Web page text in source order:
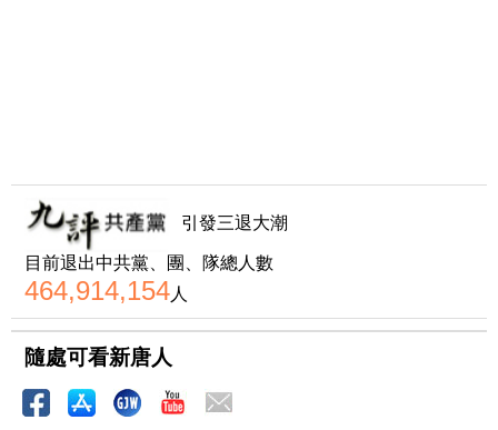
引發三退大潮
目前退出中共黨、團、隊總人數
464,914,154人
隨處可看新唐人